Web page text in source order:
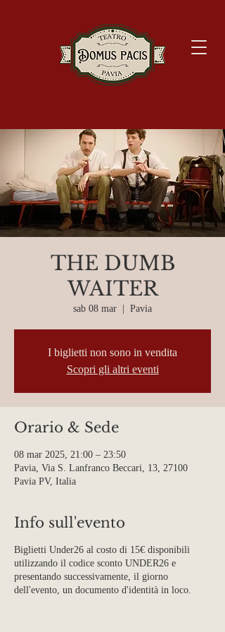
THE DUMB
WAITER
sab 08 mar Pavia
I biglietti non sono in vendita
Scopri gli altri eventi
Orario & Sede
08 mar 2025, 21:00 – 23:50
Pavia, Via S. Lanfranco Beccari, 13, 27100
Pavia PV, Italia
Info sull'evento
Biglietti Under26 al costo di 15€ disponibili
utilizzando il codice sconto UNDER26 e
presentando successivamente, il giorno
dell'evento, un documento d'identità in loco.